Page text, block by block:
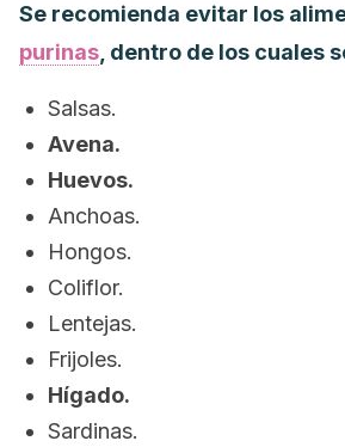
Se recomienda evitar los
purinas , dentro de los cuales
Salsas.
Avena.
Huevos.
Anchoas.
Hongos.
Coliflor.
Lentejas.
Frijoles.
Hígado.
Sardinas.